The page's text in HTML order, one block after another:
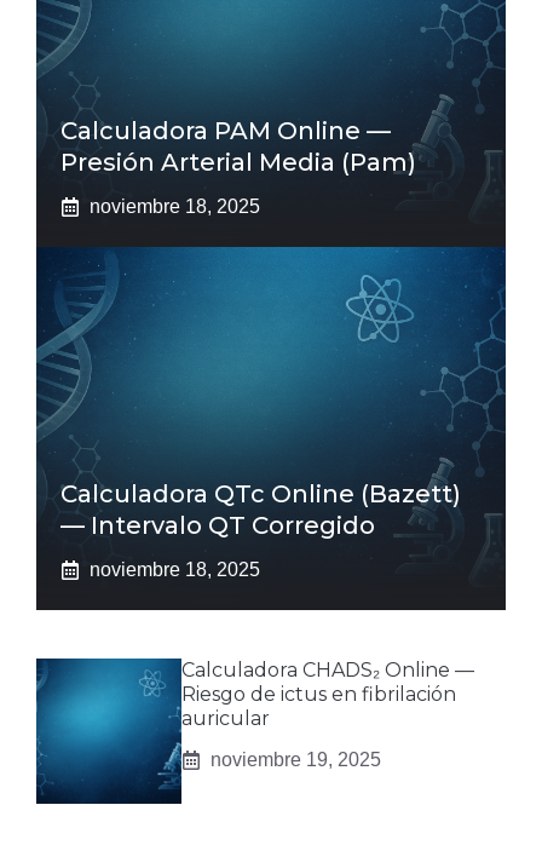
Calculadora PAM Online —
Presión Arterial Media (pam)
noviembre 18, 2025
Calculadora QTc Online (Bazett)
— Intervalo QT Corregido
noviembre 18, 2025
Calculadora CHADS₂ Online —
Riesgo de ictus en fibrilación
auricular
noviembre 19, 2025